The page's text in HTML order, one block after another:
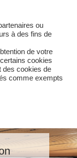
ou
à des fins de
de votre
cookies
des cookies de
comme exempts